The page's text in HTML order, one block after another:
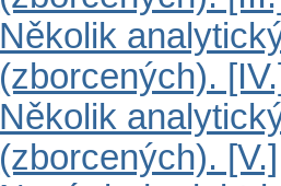
Několik
(zborcených).
Několik
(zborcených). [V.]